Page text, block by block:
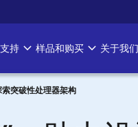
支持 样品和购买 关于我们
突破性处理器架构